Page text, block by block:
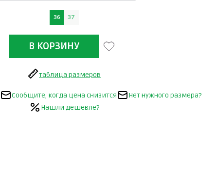
36 37
таблица размеров
Сообщите, когда цена снизится
Нет нужного размера?
Нашли дешевле?